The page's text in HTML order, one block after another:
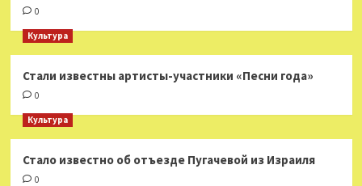
0
Культура
Стали известны артисты-участники «Песни года»
0
Культура
Стало известно об отъезде Пугачевой из Израиля
0